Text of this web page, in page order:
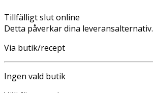
Tillfälligt slut online
Detta påverkar dina leveransalternativ.
Via butik/recept
Ingen vald butik